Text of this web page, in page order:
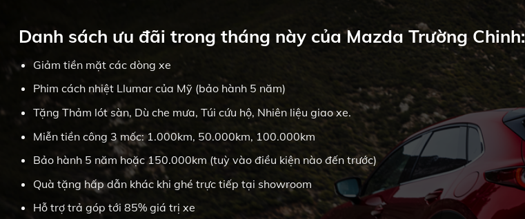
Danh sách ưu đãi trong tháng này của Mazda Trường Chinh:
Giảm tiền mặt các dòng xe
Phim cách nhiệt Llumar của Mỹ (bảo hành 5 năm)
Tặng Thảm lót sàn, Dù che mưa, Túi cứu hộ, Nhiên liệu giao xe.
Miễn tiền công 3 mốc: 1.000km, 50.000km, 100.000km
Bảo hành 5 năm hoặc 150.000km (tuỳ vào điều kiện nào đến trước)
Quà tặng hấp dẫn khác khi ghé trực tiếp tại showroom
Hỗ trợ trả góp tới 85% giá trị xe